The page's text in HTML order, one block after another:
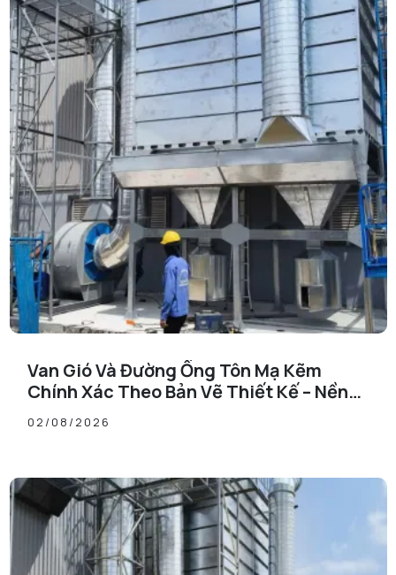
Van Gió Và Đường Ống Tôn Mạ Kẽm
Chính Xác Theo Bản Vẽ Thiết Kế – Nền
Tảng Cho Hệ Thống Thông Gió Hiệu Quả
02/08/2026